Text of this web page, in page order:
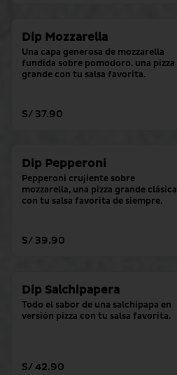
Dip Mozzarella
Una capa generosa de mozzarella
fundida sobre pomodoro. una pizza
grande con tu salsa favorita.
S/ 37.90
Dip Pepperoni
Pepperoni crujiente sobre
mozzarella, una pizza grande clásica
con tu salsa favorita de siempre.
S/ 39.90
Dip Salchipapera
Todo el sabor de una salchipapa en
versión pizza con tu salsa favorita.
S/ 42.90